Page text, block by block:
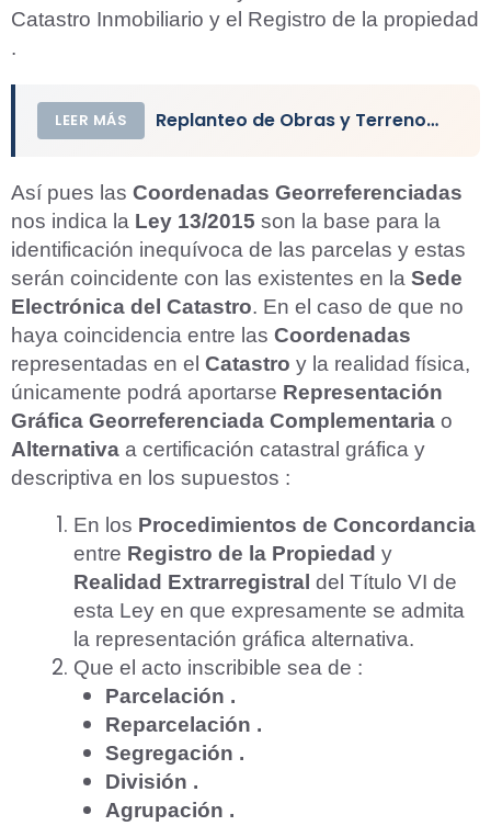
Catastro Inmobiliario y el Registro de la propiedad
.
LEER MÁS Replanteo de Obras y Terrenos. ¿Qué es y Como se Hace?
Así pues las Coordenadas Georreferenciadas
nos indica la Ley 13/2015 son la base para la
identificación inequívoca de las parcelas y estas
serán coincidente con las existentes en la Sede
Electrónica del Catastro. En el caso de que no
haya coincidencia entre las Coordenadas
representadas en el Catastro y la realidad física,
únicamente podrá aportarse Representación
Gráfica Georreferenciada Complementaria o
Alternativa a certificación catastral gráfica y
descriptiva en los supuestos :
En los Procedimientos de Concordancia
entre Registro de la Propiedad y
Realidad Extrarregistral del Título VI de
esta Ley en que expresamente se admita
la representación gráfica alternativa.
Que el acto inscribible sea de :
Parcelación .
Reparcelación .
Segregación .
División .
Agrupación .
Aceptar Política Privacidad*
Solicitar Asesoramiento